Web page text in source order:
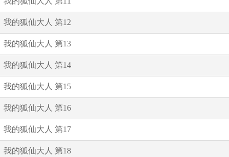
我的狐仙大人 第12
我的狐仙大人 第13
我的狐仙大人 第14
我的狐仙大人 第15
我的狐仙大人 第16
我的狐仙大人 第17
我的狐仙大人 第18